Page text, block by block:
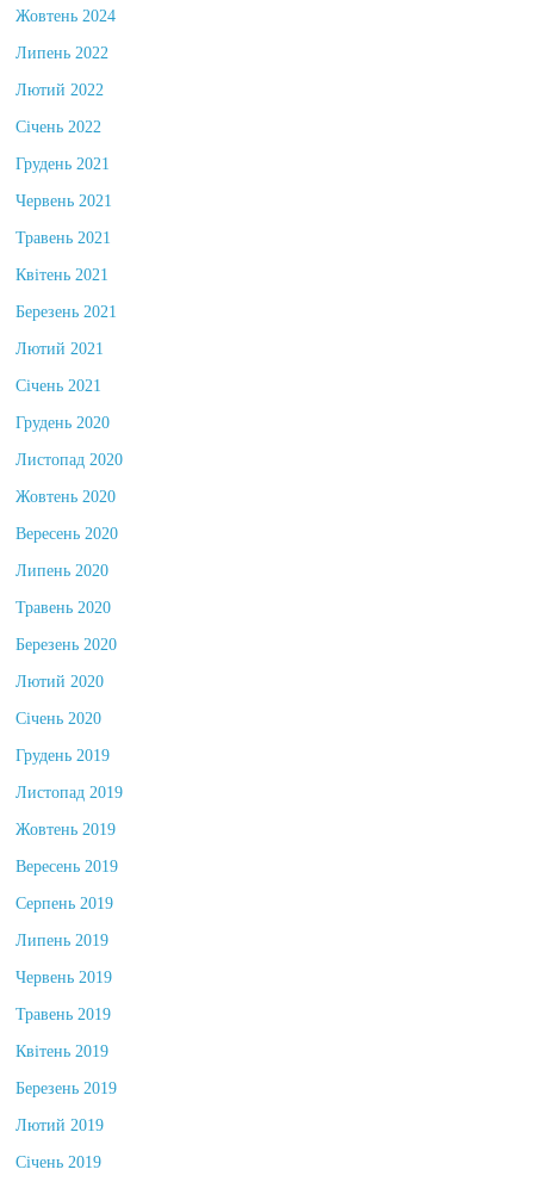
Жовтень 2024
Липень 2022
Лютий 2022
Січень 2022
Грудень 2021
Червень 2021
Травень 2021
Квітень 2021
Березень 2021
Лютий 2021
Січень 2021
Грудень 2020
Листопад 2020
Жовтень 2020
Вересень 2020
Липень 2020
Травень 2020
Березень 2020
Лютий 2020
Січень 2020
Грудень 2019
Листопад 2019
Жовтень 2019
Вересень 2019
Серпень 2019
Липень 2019
Червень 2019
Травень 2019
Квітень 2019
Березень 2019
Лютий 2019
Січень 2019